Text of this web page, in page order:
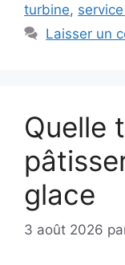
turbine,
Laisser un
Quelle
glace
3 août 2026